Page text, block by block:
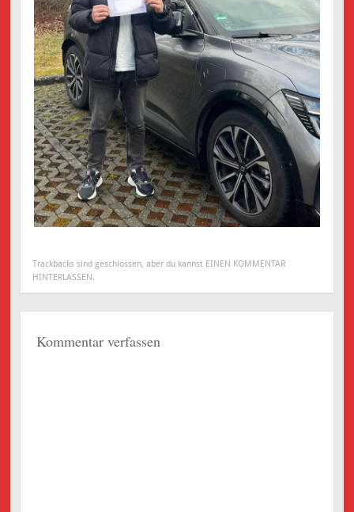
Trackbacks sind geschlossen, aber du kannst EINEN KOMMENTAR
HINTERLASSEN .
Kommentar verfassen